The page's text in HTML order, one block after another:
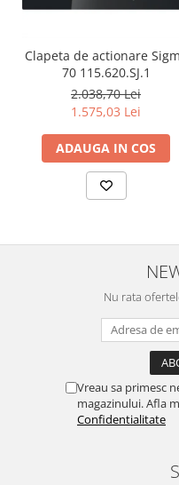
Clapeta de actionare
70 115.620.SJ.1
2.038,70 Lei
1.575,03 Lei
ADAUGA IN COS
Nu rata
Vreau sa primesc
magazinului. Afla
Confidentialitate